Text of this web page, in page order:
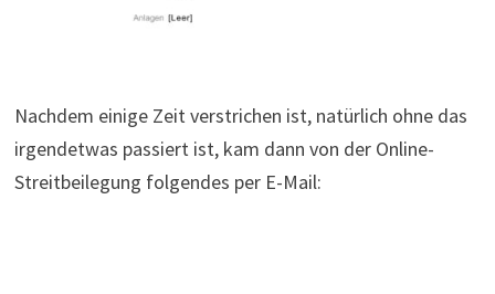
Nachdem einige Zeit verstrichen ist, natürlich ohne das
irgendetwas passiert ist, kam dann von der Online-
Streitbeilegung folgendes per E-Mail: